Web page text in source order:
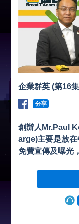
企業群英 (第16
分享
創辦人Mr.Paul
arge)主要是放
免費宣傳及曝光